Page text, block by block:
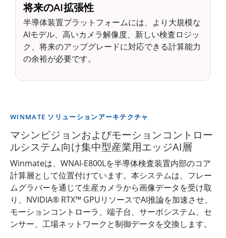
将来のAI拡張性
半導体装置プラットフォームには、より大規模な
AIモデル、高いカメラ解像度、新しい検査ロジッ
ク、将来のアップグレードに対応できる計算能力
の余裕が必要です。
WINMATE ソリューションアーキテクチャ
マシンビジョンおよびモーションコントロー
ルシステム向け集中型産業用エッジAI層
Winmateは、WNAI-E800Lを半導体検査装置内部のコア
計算層として位置付けています。本システムは、フレー
ムグラバーを通じて生産カメラから画像データを受け取
り、NVIDIA® RTX™ GPUリソースでAI推論を加速させ、
モーションコントローラ、端子台、サーボシステム、セ
ンサー、工場ネットワークと制御データを交換します。